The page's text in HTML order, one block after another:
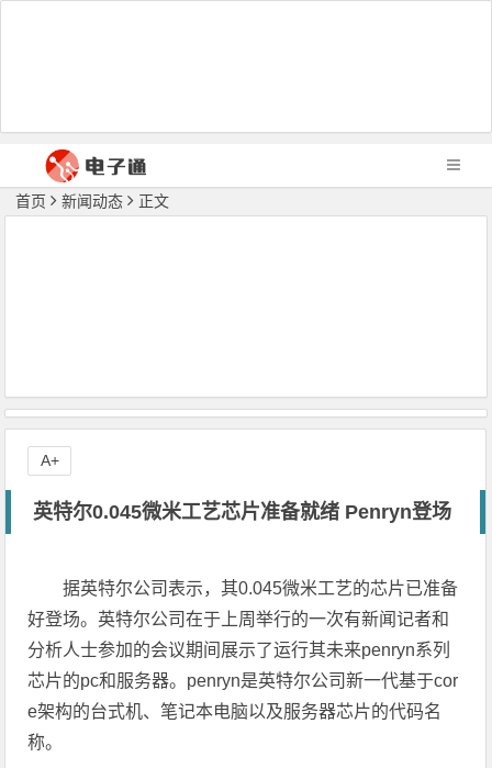
首页 新闻动态 正文
英特尔0.045微米工艺芯片准备就绪 Penryn登场
据英特尔公司表示，其0.045微米工艺的芯片已准备
好登场。英特尔公司在于上周举行的一次有新闻记者和
分析人士参加的会议期间展示了运行其未来penryn系列
芯片的pc和服务器。penryn是英特尔公司新一代基于cor
e架构的台式机、笔记本电脑以及服务器芯片的代码名
称。
A+